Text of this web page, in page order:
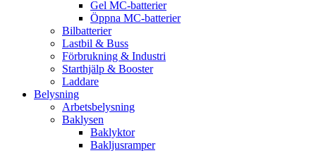
Gel MC-batterier
Öppna MC-batterier
Bilbatterier
Lastbil & Buss
Förbrukning & Industri
Starthjälp & Booster
Laddare
Belysning
Arbetsbelysning
Baklysen
Baklyktor
Bakljusramper